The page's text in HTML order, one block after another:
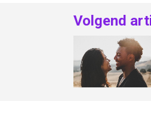
Volgend